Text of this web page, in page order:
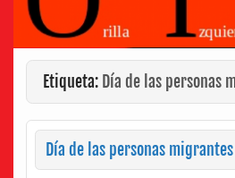
Etiqueta: Día de las personas
Día de las personas migrantes